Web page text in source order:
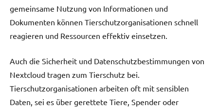
gemeinsame Nutzung von Informationen und
Dokumenten können Tierschutzorganisationen schnell
reagieren und Ressourcen effektiv einsetzen.
Auch die Sicherheit und Datenschutzbestimmungen von
Nextcloud tragen zum Tierschutz bei.
Tierschutzorganisationen arbeiten oft mit sensiblen
Daten, sei es über gerettete Tiere, Spender oder